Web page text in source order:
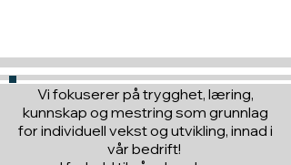
Vi fokuserer på trygghet, læring,
kunnskap og mestring som grunnlag
for individuell vekst og utvikling, innad i
vår bedrift!